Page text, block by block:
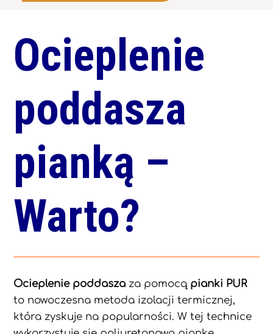
Ocieplenie
poddasza
pianką –
Warto?
Ocieplenie poddasza za pomocą pianki PUR
to nowoczesna metoda izolacji termicznej,
która zyskuje na popularności. W tej technice